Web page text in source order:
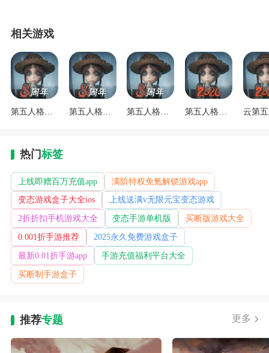
相关游戏
第五人格网易官方正版 第五人格云游戏 第五人格小米服 第五人格共研服官方正版下载
热门标签
上线即赠百万充值app
满阶特权免氪解锁游戏app
变态游戏盒子大全ios
上线送满v无限元宝变态游戏
2折折扣手机游戏大全
变态手游单机版
买断版游戏大全
0.001折手游推荐
2025永久免费游戏盒子
最新0.01折手游app
手游充值福利平台大全
买断制手游盒子
推荐专题 更多